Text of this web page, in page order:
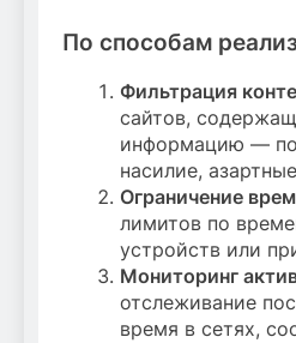
По способам
Фильтрация
сайтов,
информацию —
насилие,
Ограничение
лимитов по
устройств или
Мониторинг
отслеживание
время в сетях,